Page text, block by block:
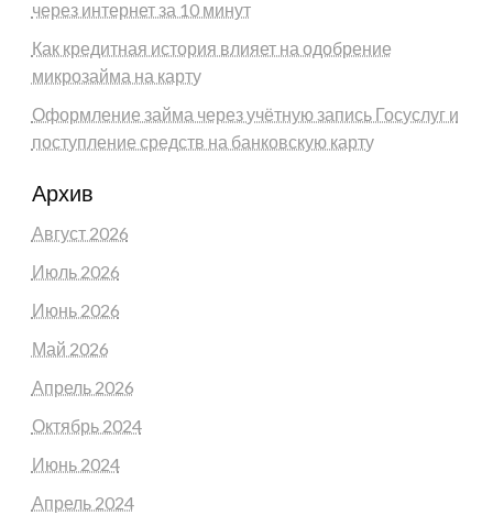
через интернет за 10 минут
Как кредитная история влияет на одобрение
микрозайма на карту
Оформление займа через учётную запись Госуслуг и
поступление средств на банковскую карту
Архив
Август 2026
Июль 2026
Июнь 2026
Май 2026
Апрель 2026
Октябрь 2024
Июнь 2024
Апрель 2024